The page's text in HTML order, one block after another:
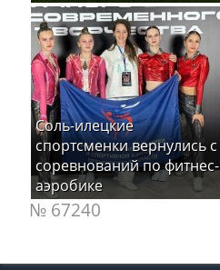
Соль-илецкие
спортсменки вернулись с
соревнований по фитнес-
аэробике
№ 67240